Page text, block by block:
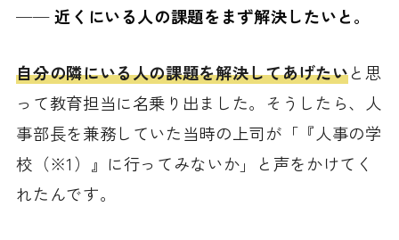
──近くにいる人の課題をまず解決したいと。
自分の隣にいる人の課題を解決してあげたいと思
って教育担当に名乗り出ました。そうしたら、人
事部長を兼務していた当時の上司が「『人事の学
校（※1）』に行ってみないか」と声をかけてく
れたんです。